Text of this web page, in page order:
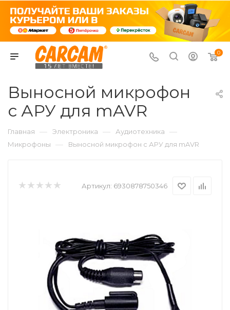
0
Выносной микрофон
с АРУ для mAVR
Главная — Электроника — Аудиотехника —
Микрофоны — Выносной микрофон с АРУ для mAVR
Артикул: 6930878750346